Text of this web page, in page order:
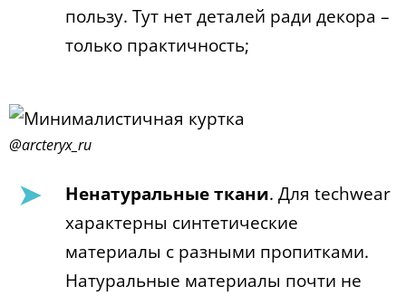
пользу. Тут нет деталей ради декора –
только практичность;
@arcteryx_ru
Ненатуральные ткани. Для techwear
характерны синтетические
материалы с разными пропитками.
Натуральные материалы почти не